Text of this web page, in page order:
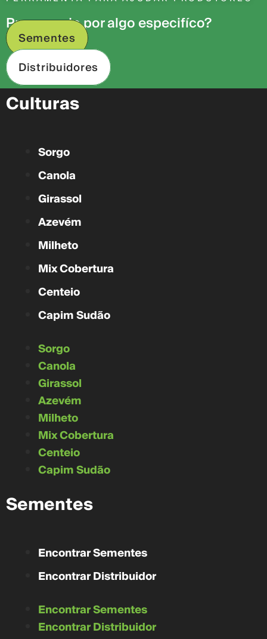
Procurando por algo especifíco?
Sementes
Distribuidores
Culturas
Sorgo
Canola
Girassol
Azevém
Milheto
Mix Cobertura
Centeio
Capim Sudão
Sorgo
Canola
Girassol
Azevém
Milheto
Mix Cobertura
Centeio
Capim Sudão
Sementes
Encontrar Sementes
Encontrar Distribuidor
Encontrar Sementes
Encontrar Distribuidor